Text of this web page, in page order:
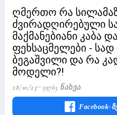
ღმერთო რა
ძვირადღირებული
მაქმანებიანი კაბა
ფეხსაცმელები - სად
ბეგაშვილი და რა
მოდელი?!
28/10/23 39763 Ნახვა
Facebook-